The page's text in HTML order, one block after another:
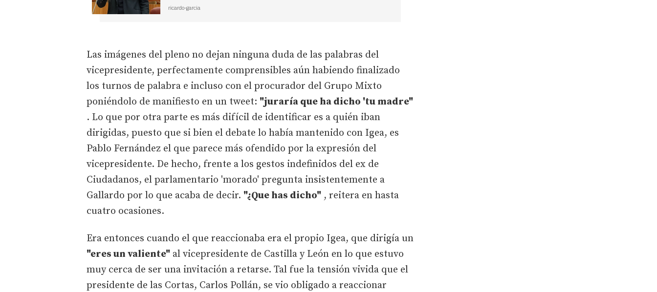
ricardo-garcia
Las imágenes del pleno no dejan ninguna duda de las palabras del
vicepresidente, perfectamente comprensibles aún habiendo finalizado
los turnos de palabra e incluso con el procurador del Grupo Mixto
poniéndolo de manifiesto en un tweet: "juraría que ha dicho 'tu madre"
. Lo que por otra parte es más difícil de identificar es a quién iban
dirigidas, puesto que si bien el debate lo había mantenido con Igea, es
Pablo Fernández el que parece más ofendido por la expresión del
vicepresidente. De hecho, frente a los gestos indefinidos del ex de
Ciudadanos, el parlamentario 'morado' pregunta insistentemente a
Gallardo por lo que acaba de decir. "¿Que has dicho" , reitera en hasta
cuatro ocasiones.
Era entonces cuando el que reaccionaba era el propio Igea, que dirigía un
"eres un valiente" al vicepresidente de Castilla y León en lo que estuvo
muy cerca de ser una invitación a retarse. Tal fue la tensión vivida que el
presidente de las Cortas, Carlos Pollán, se vio obligado a reaccionar